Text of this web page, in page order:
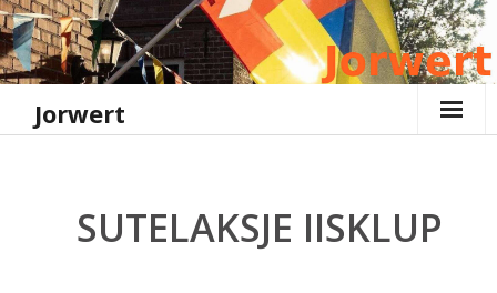
Ga
naar
de
Jorwert
SUTELAKSJE IISKLUP